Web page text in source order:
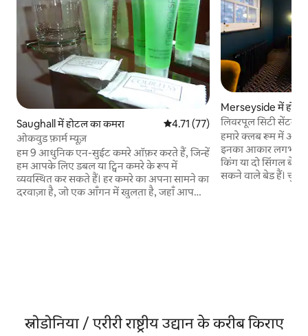
Saughall में होटल का कमरा औसत रेटिंग 5 में से 4.71, 77 समीक्षाएँ
4.71 (77)
ओकवुड फ़ार्म म्यूज़
हम 9 आधुनिक एन-सुईट कमरे ऑफ़र करते हैं, जिन्हें
हम आपके लिए डबल या ट्विन कमरे के रूप में
व्यवस्थित कर सकते हैं। हर कमरे का अपना सामने का
दरवाज़ा है, जो एक आँगन में खुलता है, जहाँ आप
Merseyside में
लिवरपूल सिटी सेंटर
हमारे क्लब रूम में
इनका आकार लगभग
किंग या दो सिंगल बेड
सकने वाले बेड हैं।
स्नोडोनिया / एरीरी राष्ट्रीय उद्यान के करीब किराए